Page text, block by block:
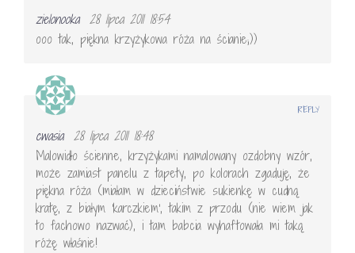
zielonooka 28 lipca 2011 18:54
ooo tak, piękna krzyżykowa róża na ścianie;))
cwasia 28 lipca 2011 18:48
Malowidło ścienne, krzyżykami namalowany ozdobny wzór,
może zamiast panelu z tapety, po kolorach zgaduję, że
piękna róża (miałam w dzieciństwie sukienkę w cudną
kratę, z białym 'karczkiem', takim z przodu (nie wiem jak
to fachowo nazwać), i tam babcia wyhaftowała mi taką
różę właśnie!
REPLY